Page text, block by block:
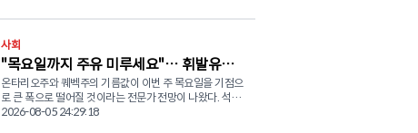
건 조사에서만 20명이 체포되고 400여 건의 혐의가 적용되
는 범죄 조직의의 대담함이 그대로 담겼다. 피의자들은 주
류판매점(LCBO), 샤퍼스 드럭마트(Shoppers Drug Mart),
월마트(Walmart) 등에서 장바구니와 여행용 캐리어에 양
주와 생필품을 가득 담은 뒤 아무렇지 않은 듯 매장을 유유
히 빠져나갔다. 월마트 도난 사건 당시에는 현장을 막아서
려던 보안 요원과 시민들을 향해 피의자가 최루액을 분사하
스(Hammerco Lawyers LLP)는 2025년 발생한 개인정보
단소송을 제기했다고 발표했다. 변호인단은 이번 소송을 통
해 개인정보 유출의 정확한 경위를 규명하고, 캐나다 소매업
계 전반의 개인정보 보호 및 데이터 관리 책임을 강화하는
한편 피해 고객들에 대한 손해배상을 청구할 계획이라고 밝
혔다. 이번 사건은 지난해 10월 2일 캐네디언타이어가 고객
사회
"목요일까지 주유 미루세요"… 휘발유값
대폭 하락 예고
온타리오주와 퀘벡주의 기름값이 이번 주 목요일을 기점으
로 큰 폭으로 떨어질 것이라는 전문가 전망이 나왔다. 석유
시장 분석가인 캐나다석유협회(Canadians for
2026-08-05 24:29:18